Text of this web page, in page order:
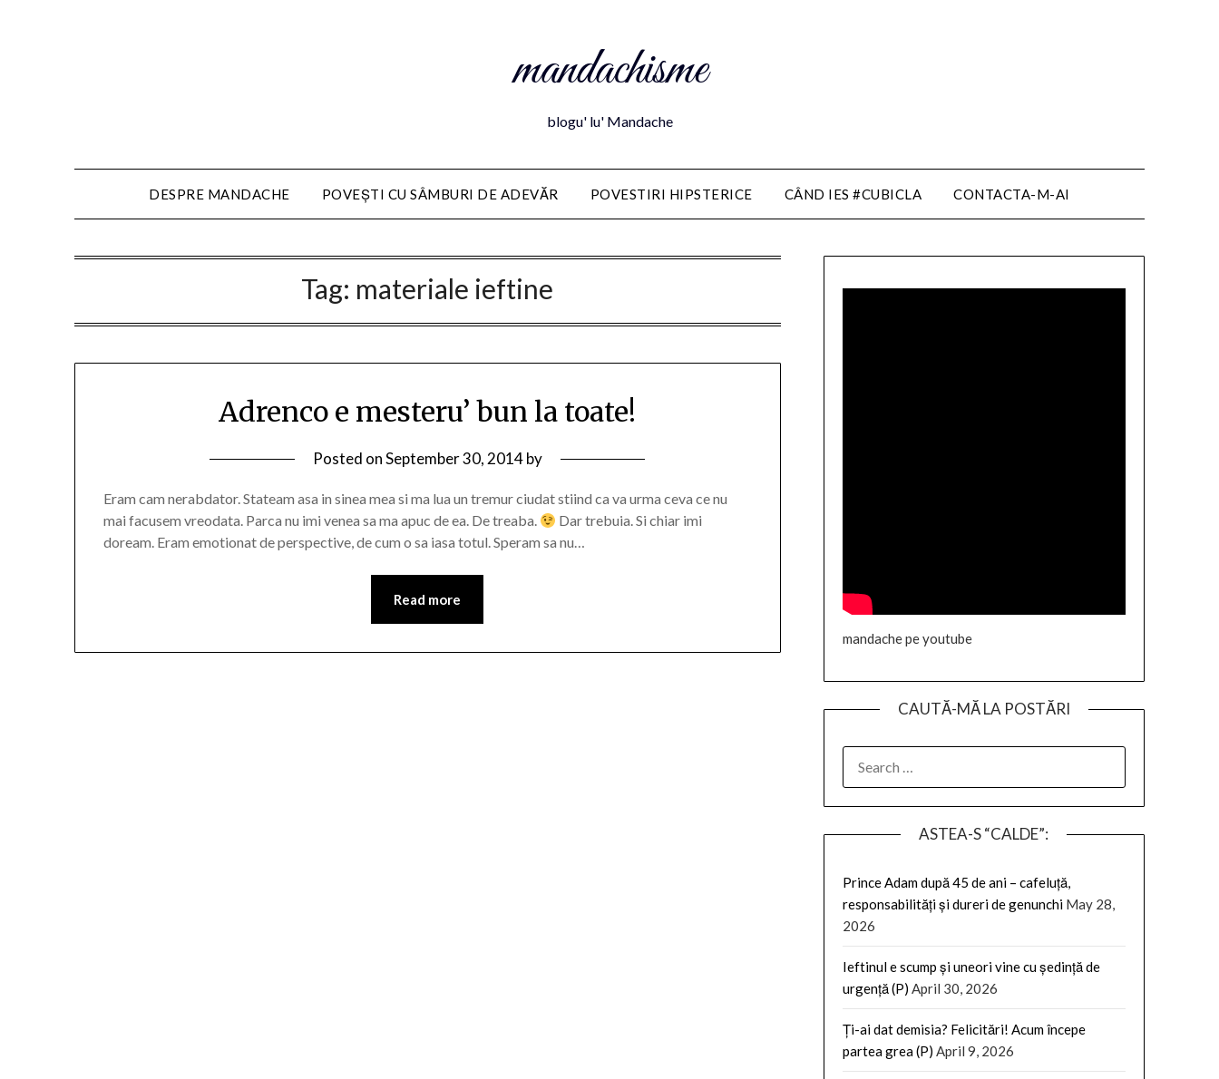
mandachisme
blogu' lu' Mandache
DESPRE MANDACHE POVEȘTI CU SÂMBURI DE ADEVĂR POVESTIRI HIPSTERICE CÂND IES #CUBICLA CONTACTA-M-AI
Tag: materiale ieftine
Adrenco e mesteru’ bun la toate!
Posted onSeptember 30, 2014by
Eram cam nerabdator. Stateam asa in sinea mea si ma lua un tremur ciudat stiind ca va urma ceva ce nu
mai facusem vreodata. Parca nu imi venea sa ma apuc de ea. De treaba.
Dar trebuia. Si chiar imi
doream. Eram emotionat de perspective, de cum o sa iasa totul. Speram sa nu…
Read more
mandache pe youtube
CAUTĂ-MĂ LA POSTĂRI
FOR:
ASTEA-S “CALDE”:
Prince Adam după 45 de ani – cafeluță,
responsabilități și dureri de genunchi May 28,
2026
Ieftinul e scump și uneori vine cu ședință de
urgență (P) April 30, 2026
Ți-ai dat demisia? Felicitări! Acum începe
partea grea (P) April 9, 2026